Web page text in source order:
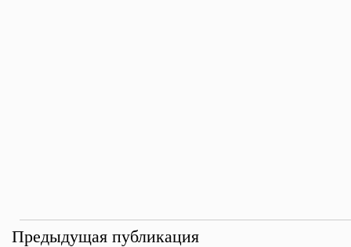
Предыдущая публикация